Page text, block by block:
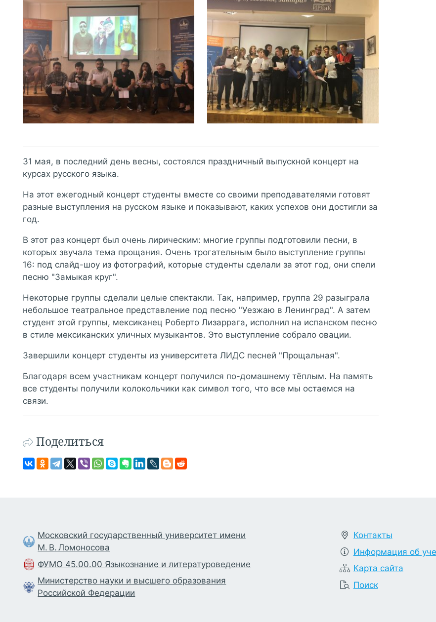
31 мая, в последний день весны, состоялся праздничный выпускной концерт на
курсах русского языка.
На этот ежегодный концерт студенты вместе со своими преподавателями готовят
разные выступления на русском языке и показывают, каких успехов они достигли за
год.
В этот раз концерт был очень лирическим: многие группы подготовили песни, в
которых звучала тема прощания. Очень трогательным было выступление группы
16: под слайд-шоу из фотографий, которые студенты сделали за этот год, они спели
песню "Замыкая круг".
Некоторые группы сделали целые спектакли. Так, например, группа 29 разыграла
небольшое театральное представление под песню "Уезжаю в Ленинград". А затем
студент этой группы, мексиканец Роберто Лизаррага, исполнил на испанском песню
в стиле мексиканских уличных музыкантов. Это выступление собрало овации.
Завершили концерт студенты из университета ЛИДС песней "Прощальная".
Благодаря всем участникам концерт получился по-домашнему тёплым. На память
все студенты получили колокольчики как символ того, что все мы остаемся на
связи.
Поделиться
Московский государственный университет имени
М. В. Ломоносова
ФУМО 45.00.00 Языкознание и литературоведение
Министерство науки и высшего образования
Российской Федерации
Контакты
Информация об
Карта сайта
Поиск